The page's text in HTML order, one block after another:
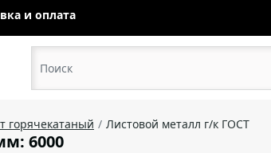
и оплата
горячекатаный Листовой металл г/к ГОСТ
6000